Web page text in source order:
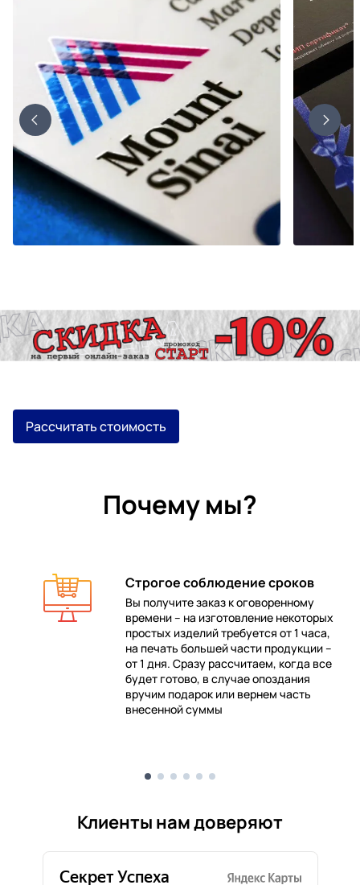
Рассчитать стоимость
Почему мы?
Строгое соблюдение сроков
Вы получите заказ к оговоренному
времени – на изготовление некоторых
простых изделий требуется от 1 часа,
на печать большей части продукции –
от 1 дня. Сразу рассчитаем, когда все
будет готово, в случае опоздания
вручим подарок или вернем часть
внесенной суммы
Клиенты нам доверяют